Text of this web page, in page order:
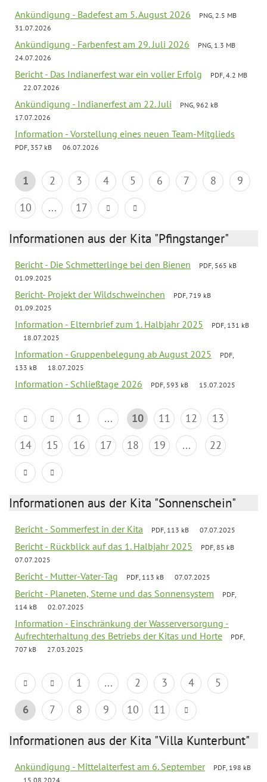
Ankündigung - Badefest am 5. August 2026
PNG, 2.5 MB
31.07.2026
Ankündigung - Farbenfest am 29. Juli 2026
PNG, 1.3 MB
24.07.2026
Bericht - Das Indianerfest war ein voller Erfolg
PDF, 4.2 MB
22.07.2026
Ankündigung - Indianerfest am 22. Juli
PNG, 962 kB
17.07.2026
Information - Vorstellung eines neuen Team-Mitglieds
PDF, 357 kB 06.07.2026
1 2 3 4 5 6 7 8
9
10
... 17
Informationen aus der Kita "Pfingstanger"
Bericht - Die Schmetterlinge bei den Bienen
PDF, 565 kB
01.09.2025
Bericht- Projekt der Wildschweinchen
PDF, 719 kB
01.09.2025
Information - Elternbrief zum 1. Halbjahr 2025
PDF, 131 kB
18.07.2025
Information - Gruppenbelegung ab August 2025
PDF,
133 kB
18.07.2025
Information - Schließtage 2026 PDF, 593 kB 15.07.2025
1 ... 10 11 12
13
14
15 16 17 18 19 ... 22
Informationen aus der Kita "Sonnenschein"
Bericht - Sommerfest in der Kita PDF, 113 kB 07.07.2025
Bericht - Rückblick auf das 1. Halbjahr 2025
PDF, 85 kB
07.07.2025
Bericht - Mutter-Vater-Tag PDF, 113 kB 07.07.2025
Bericht - Planeten, Sterne und das Sonnensystem
PDF,
114 kB
02.07.2025
Information - Einschränkung der Wasserversorgung -
Aufrechterhaltung des Betriebs der Kitas und Horte
PDF,
707 kB
27.03.2025
1 ... 2 3 4
5
6
7 8 9 10 11
Informationen aus der Kita "Villa Kunterbunt"
Ankündigung - Mittelalterfest am 6. September
PDF, 198 kB
15.08.2024